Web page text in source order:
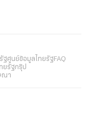
ฐศูนย์ข้อมูลไทยรัฐFAQ
ยรัฐกรุ๊ป
ณา